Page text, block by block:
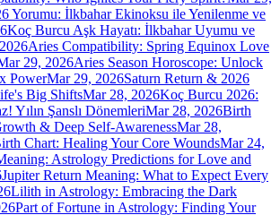
Yorumu: İlkbahar Ekinoksu ile Yenilenme ve
Koç Burcu Aşk Hayatı: İlkbahar Uyumu ve
Aries Compatibility: Spring Equinox Love
29, 2026Aries Season Horoscope: Unlock
PowerMar 29, 2026Saturn Return & 2026
Big ShiftsMar 28, 2026Koç Burcu 2026:
Yılın Şanslı DönemleriMar 28, 2026Birth
& Deep Self-AwarenessMar 28,
Chart: Healing Your Core WoundsMar 24,
Astrology Predictions for Love and
Jupiter Return Meaning: What to Expect Every
Lilith in Astrology: Embracing the Dark
Part of Fortune in Astrology: Finding Your